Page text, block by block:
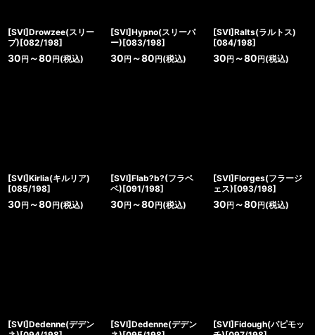
[SVI]Drowzee(スリー
プ)[082/198]
30 円 ～80 円 (税込)
[SVI]Hypno(スリーパ
ー)[083/198]
30 円～80 円(税込)
[SVI]Ralts(ラルトス)
[084/198]
30 円～80 円(税込)
[SVI]Kirlia(キルリア)
[085/198]
30 円 ～80 円 (税込)
[SVI]Flab?b?(フラベ
ベ)[091/198]
30 円～80 円(税込)
[SVI]Florges(フラージ
ェス)[093/198]
30 円～80 円(税込)
[SVI]Dedenne(デデン
[SVI]Dedenne(デデン
[SVI]Fidough(パピモッ